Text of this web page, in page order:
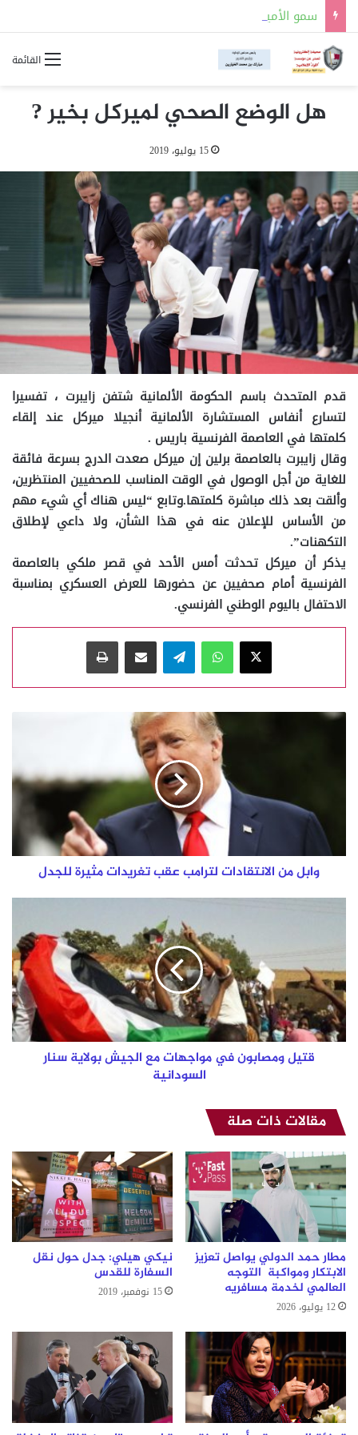
القائمة
هل الوضع الصحي لميركل بخير ?
15 يوليو، 2019
قدم المتحدث باسم الحكومة الألمانية شتفن زايبرت ، تفسيرا
لتسارع أنفاس المستشارة الألمانية أنجيلا ميركل عند إلقاء
كلمتها في العاصمة الفرنسية باريس .
وقال زايبرت بالعاصمة برلين إن ميركل صعدت الدرج بسرعة فائقة
للغاية من أجل الوصول في الوقت المناسب للصحفيين المنتظرين،
وألقت بعد ذلك مباشرة كلمتها.وتابع “ليس هناك أي شيء مهم
من الأساس للإعلان عنه في هذا الشأن، ولا داعي لإطلاق
التكهنات”.
يذكر أن ميركل تحدثت أمس الأحد في قصر ملكي بالعاصمة
الفرنسية أمام صحفيين عن حضورها للعرض العسكري بمناسبة
الاحتفال باليوم الوطني الفرنسي.
‫X
واتسابتيلقراممشاركة عبر البريد طباعة
وابل
مثيرة
للجدل
وابل من الانتقادات لترامب عقب تغريدات مثيرة للجدل
قتيل
مع
الجيش
بولاية
سنار
السودانية
قتيل ومصابون في مواجهات مع الجيش بولاية سنار
السودانية
مقالات ذات صلة
مطار حمد الدولي يواصل تعزيز
الابتكار ومواكبة التوجه
العالمي لخدمة مسافريه
12 يوليو، 2026
نيكي هيلي: جدل حول نقل
السفارة للقدس
15 نوفمبر، 2019